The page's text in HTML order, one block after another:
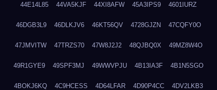
44E14L85 44VA5KJF 44XI8AFW 45A3IPS9 4601IURZ
46DGB3L9 46DLKJV6 46KT56QV 4728GJZN 47CQFY0O
47JMVITW 47TRZS70 47W8J2J2 48QJBQ0X 49MZ8W4O
49R1GYE9 49SPF3MJ 49WWVPJU 4B13IA3F 4B1N5SGO
4BOKJ6KQ 4C9HCESS 4D64LFAR 4D90P4CC 4DV2LKB3